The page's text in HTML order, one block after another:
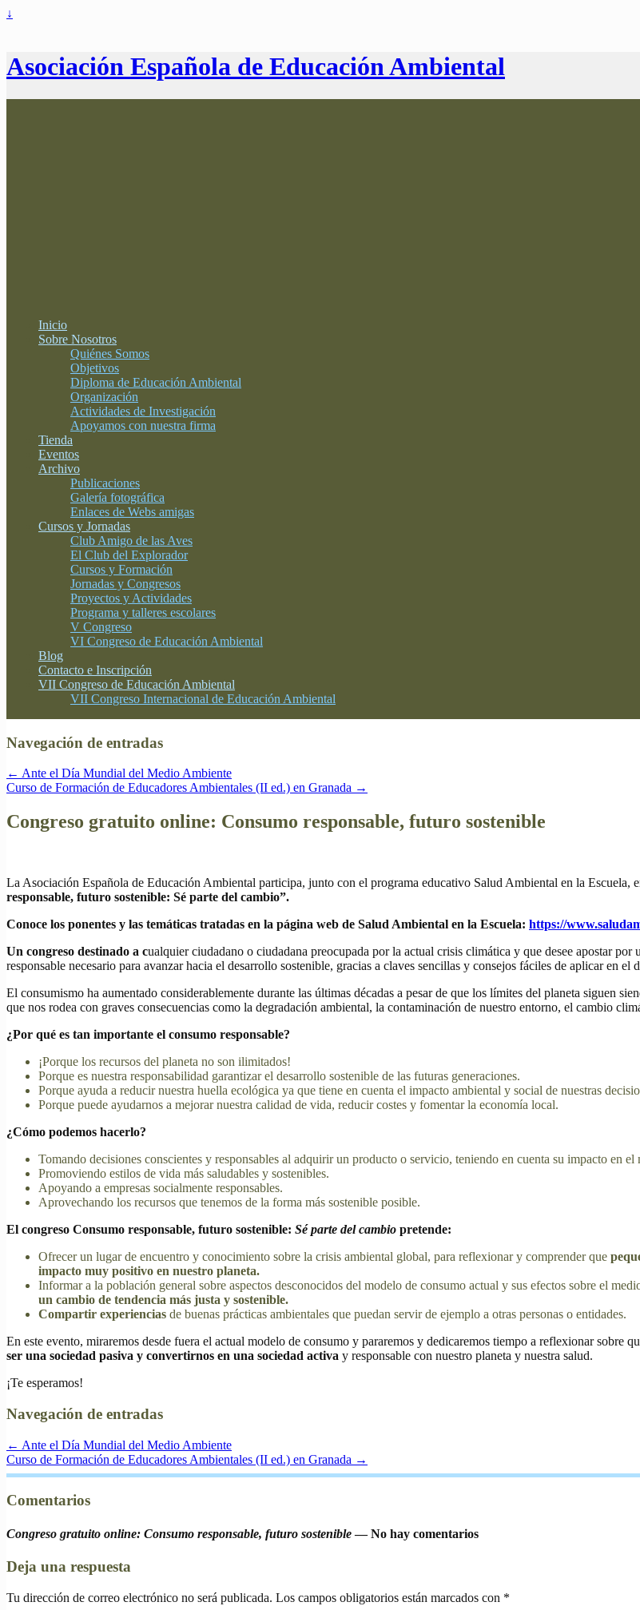
↓
Asociación Española de Educación Ambiental
Inicio
Sobre Nosotros
Quiénes Somos
Objetivos
Diploma de Educación Ambiental
Organización
Actividades de Investigación
Apoyamos con nuestra firma
Tienda
Eventos
Archivo
Publicaciones
Galería fotográfica
Enlaces de Webs amigas
Cursos y Jornadas
Club Amigo de las Aves
El Club del Explorador
Cursos y Formación
Jornadas y Congresos
Proyectos y Actividades
Programa y talleres escolares
V Congreso
VI Congreso de Educación Ambiental
Blog
Contacto e Inscripción
VII Congreso de Educación Ambiental
VII Congreso Internacional de Educación Ambiental
Navegación de entradas
← Ante el Día Mundial del Medio Ambiente
Curso de Formación de Educadores Ambientales (II ed.) en Granada →
Congreso gratuito online: Consumo responsable, futuro sostenible
La Asociación Española de Educación Ambiental participa, junto con el programa educativo Salud Ambiental en la Escuela,
responsable, futuro sostenible: Sé parte del cambio”.
Conoce los ponentes y las temáticas tratadas en la página web de Salud Ambiental en la Escuela: https://
Un congreso destinado a cualquier ciudadano o ciudadana preocupada por la actual crisis climática y que desee apostar
responsable necesario para avanzar hacia el desarrollo sostenible, gracias a claves sencillas y consejos fáciles de aplicar en el
El consumismo ha aumentado considerablemente durante las últimas décadas a pesar de que los límites del planeta siguen
que nos rodea con graves consecuencias como la degradación ambiental, la contaminación de nuestro entorno, el cambio
¿Por qué es tan importante el consumo responsable?
¡Porque los recursos del planeta no son ilimitados!
Porque es nuestra responsabilidad garantizar el desarrollo sostenible de las futuras generaciones.
Porque ayuda a reducir nuestra huella ecológica ya que tiene en cuenta el impacto ambiental y social de nuestras
Porque puede ayudarnos a mejorar nuestra calidad de vida, reducir costes y fomentar la economía local.
¿Cómo podemos hacerlo?
Tomando decisiones conscientes y responsables al adquirir un producto o servicio, teniendo en cuenta su impacto en el
Promoviendo estilos de vida más saludables y sostenibles.
Apoyando a empresas socialmente responsables.
Aprovechando los recursos que tenemos de la forma más sostenible posible.
El congreso Consumo responsable, futuro sostenible: Sé parte del cambio pretende:
Ofrecer un lugar de encuentro y conocimiento sobre la crisis ambiental global, para reflexionar y comprender que
impacto muy positivo en nuestro planeta.
Informar a la población general sobre aspectos desconocidos del modelo de consumo actual y sus efectos sobre el
un cambio de tendencia más justa y sostenible.
Compartir experiencias de buenas prácticas ambientales que puedan servir de ejemplo a otras personas o entidades.
En este evento, miraremos desde fuera el actual modelo de consumo y pararemos y dedicaremos tiempo a reflexionar sobre
ser una sociedad pasiva y convertirnos en una sociedad activa y responsable con nuestro planeta y nuestra salud.
¡Te esperamos!
Navegación de entradas
← Ante el Día Mundial del Medio Ambiente
Curso de Formación de Educadores Ambientales (II ed.) en Granada →
Comentarios
Congreso gratuito online: Consumo responsable, futuro sostenible— No hay comentarios
Deja una respuesta
Tu dirección de correo electrónico no será publicada. Los campos obligatorios están marcados con *